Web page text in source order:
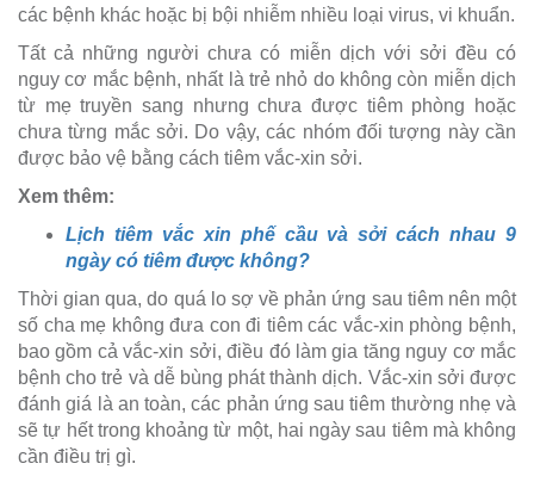
các bệnh khác hoặc bị bội nhiễm nhiều loại virus, vi khuẩn.
Tất cả những người chưa có miễn dịch với sởi đều có
nguy cơ mắc bệnh, nhất là trẻ nhỏ do không còn miễn dịch
từ mẹ truyền sang nhưng chưa được tiêm phòng hoặc
chưa từng mắc sởi. Do vậy, các nhóm đối tượng này cần
được bảo vệ bằng cách tiêm vắc-xin sởi.
Xem thêm:
Lịch tiêm vắc xin phế cầu và sởi cách nhau 9
ngày có tiêm được không?
Thời gian qua, do quá lo sợ về phản ứng sau tiêm nên một
số cha mẹ không đưa con đi tiêm các vắc-xin phòng bệnh,
bao gồm cả vắc-xin sởi, điều đó làm gia tăng nguy cơ mắc
bệnh cho trẻ và dễ bùng phát thành dịch. Vắc-xin sởi được
đánh giá là an toàn, các phản ứng sau tiêm thường nhẹ và
sẽ tự hết trong khoảng từ một, hai ngày sau tiêm mà không
cần điều trị gì.